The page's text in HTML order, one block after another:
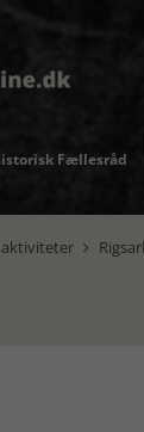
Fællesråd
